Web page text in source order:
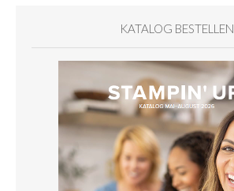
KATALOG BESTELLEN